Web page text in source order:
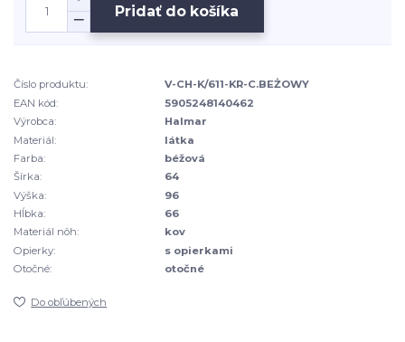
Pridať do košíka
Číslo produktu:
V-CH-K/611-KR-C.BEŻOWY
EAN kód:
5905248140462
Výrobca:
Halmar
Materiál:
látka
Farba:
béžová
Šírka:
64
Výška:
96
Hĺbka:
66
Materiál nôh:
kov
Opierky:
s opierkami
Otočné:
otočné
Do obľúbených